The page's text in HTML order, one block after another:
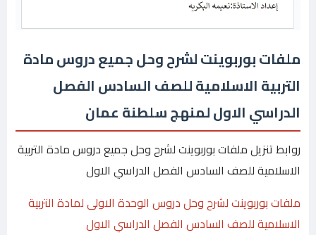
ملفات بوربوينت لشرح وحل جميع دروس مادة
التربية الاسلامية للصف السادس الفصل
الدراسي الاول لمنهج سلطنة عمان
روابط تنزيل ملفات بوربوينت لشرح وحل جميع دروس مادة التربية
الاسلامية للصف السادس الفصل الدراسي الاول
ملفات بوربوينت لشرح وحل دروس الوحدة الاولى لمادة التربية
الاسلامية للصف السادس الفصل الدراسي الاول